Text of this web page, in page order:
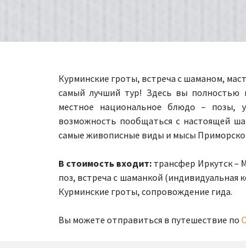
Курминские гроты, встреча с шаманом,
самый лучший тур! Здесь вы полностью
местное национальное блюдо – позы,
возможность пообщаться с настоящей
самые живописные виды и мысы
В стоимость входит: трансфер Иркутск –
поз, встреча с шаманкой (индивидуальная
Курминские гроты, сопровождение гида.
Вы можете отправиться в путешествие по